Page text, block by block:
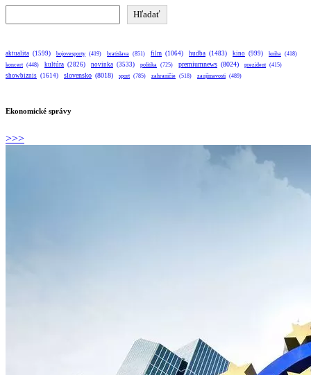
Hľadať
aktualita (1599) bojovesporty (419) bratislava (851) film (1064) hudba (1483) kino (999) kniha (418)
koncert (448) kultúra (2826) novinka (3533) politika (725) premiumnews (8024) prezident (415)
showbiznis (1614) slovensko (8018) sport (785) zahraničie (518) zaujímavosti (489)
Ekonomické správy
>>>